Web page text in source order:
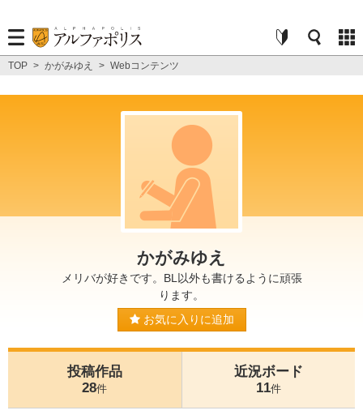
TOP > かがみゆえ > Webコンテンツ
かがみゆえ
メリバが好きです。BL以外も書けるように頑張
ります。
お気に入りに追加
投稿作品
28件
近況ボード
11件